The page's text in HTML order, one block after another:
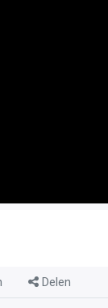
Delen